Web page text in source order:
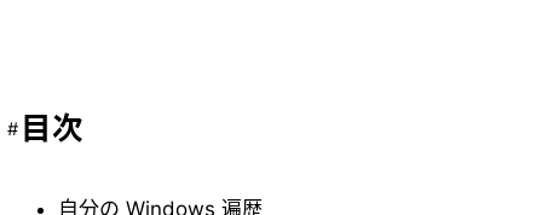
目次
自分の Windows 遍歴